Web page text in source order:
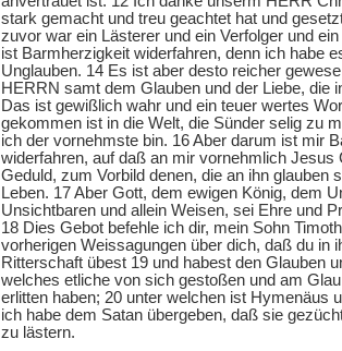
stark gemacht und treu geachtet hat und
zuvor war ein Lästerer und ein Verfolger und
ist Barmherzigkeit widerfahren, denn ich habe
Unglauben. 14 Es ist aber desto reicher
HERRN samt dem Glauben und der Liebe, die
Das ist gewißlich wahr und ein teuer wertes
gekommen ist in die Welt, die Sünder selig zu
ich der vornehmste bin. 16 Aber darum ist mir
widerfahren, auf daß an mir vornehmlich Jesus
Geduld, zum Vorbild denen, die an ihn glauben
Leben. 17 Aber Gott, dem ewigen König, dem
Unsichtbaren und allein Weisen, sei Ehre und
18 Dies Gebot befehle ich dir, mein Sohn
vorherigen Weissagungen über dich, daß du in
Ritterschaft übest 19 und habest den Glauben
welches etliche von sich gestoßen und am
erlitten haben; 20 unter welchen ist Hymenäus
ich habe dem Satan übergeben, daß sie
zu lästern.